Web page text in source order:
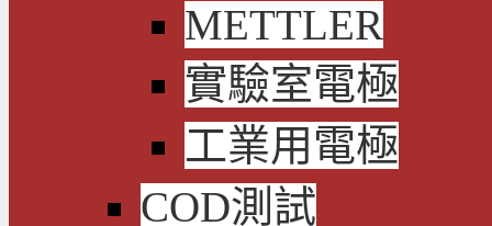
METTLER
實驗室電極
工業用電極
COD測試